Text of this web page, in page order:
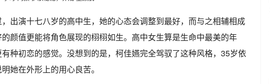
出演十七八岁的高中生，她的心态会调整到最好，而与之相辅相成
颜值更能将角色展现的栩栩如生。高中女生算是生命中最美的年
种初恋的感觉。没想到的是，柯佳嬿完全驾驭了这种风格，35岁依
她在外形上的用心良苦。